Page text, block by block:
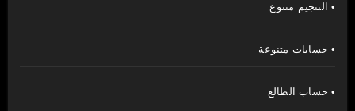
• التنجيم متنوع
• حسابات متنوعة
• حساب الطالع